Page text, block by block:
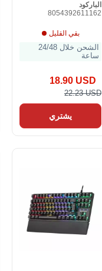
الباركود
8054392611162
بقي القليل
الشحن خلال 24/48
ساعة
18.90 USD
22.23 USD
يشتري